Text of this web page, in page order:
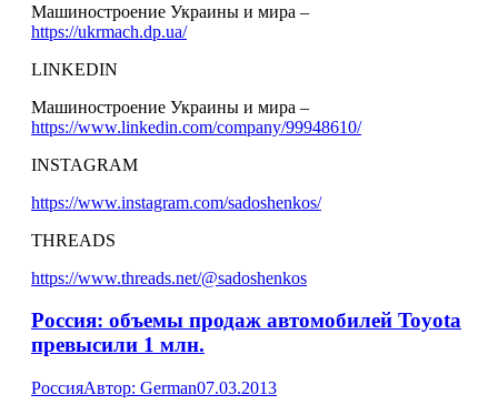
Машиностроение Украины и мира –
https://ukrmach.dp.ua/
LINKEDIN
Машиностроение Украины и мира –
https://www.linkedin.com/company/99948610/
INSTAGRAM
https://www.instagram.com/sadoshenkos/
THREADS
https://www.threads.net/@sadoshenkos
Россия: объемы продаж автомобилей Toyota
превысили 1 млн.
РоссияАвтор: German07.03.2013